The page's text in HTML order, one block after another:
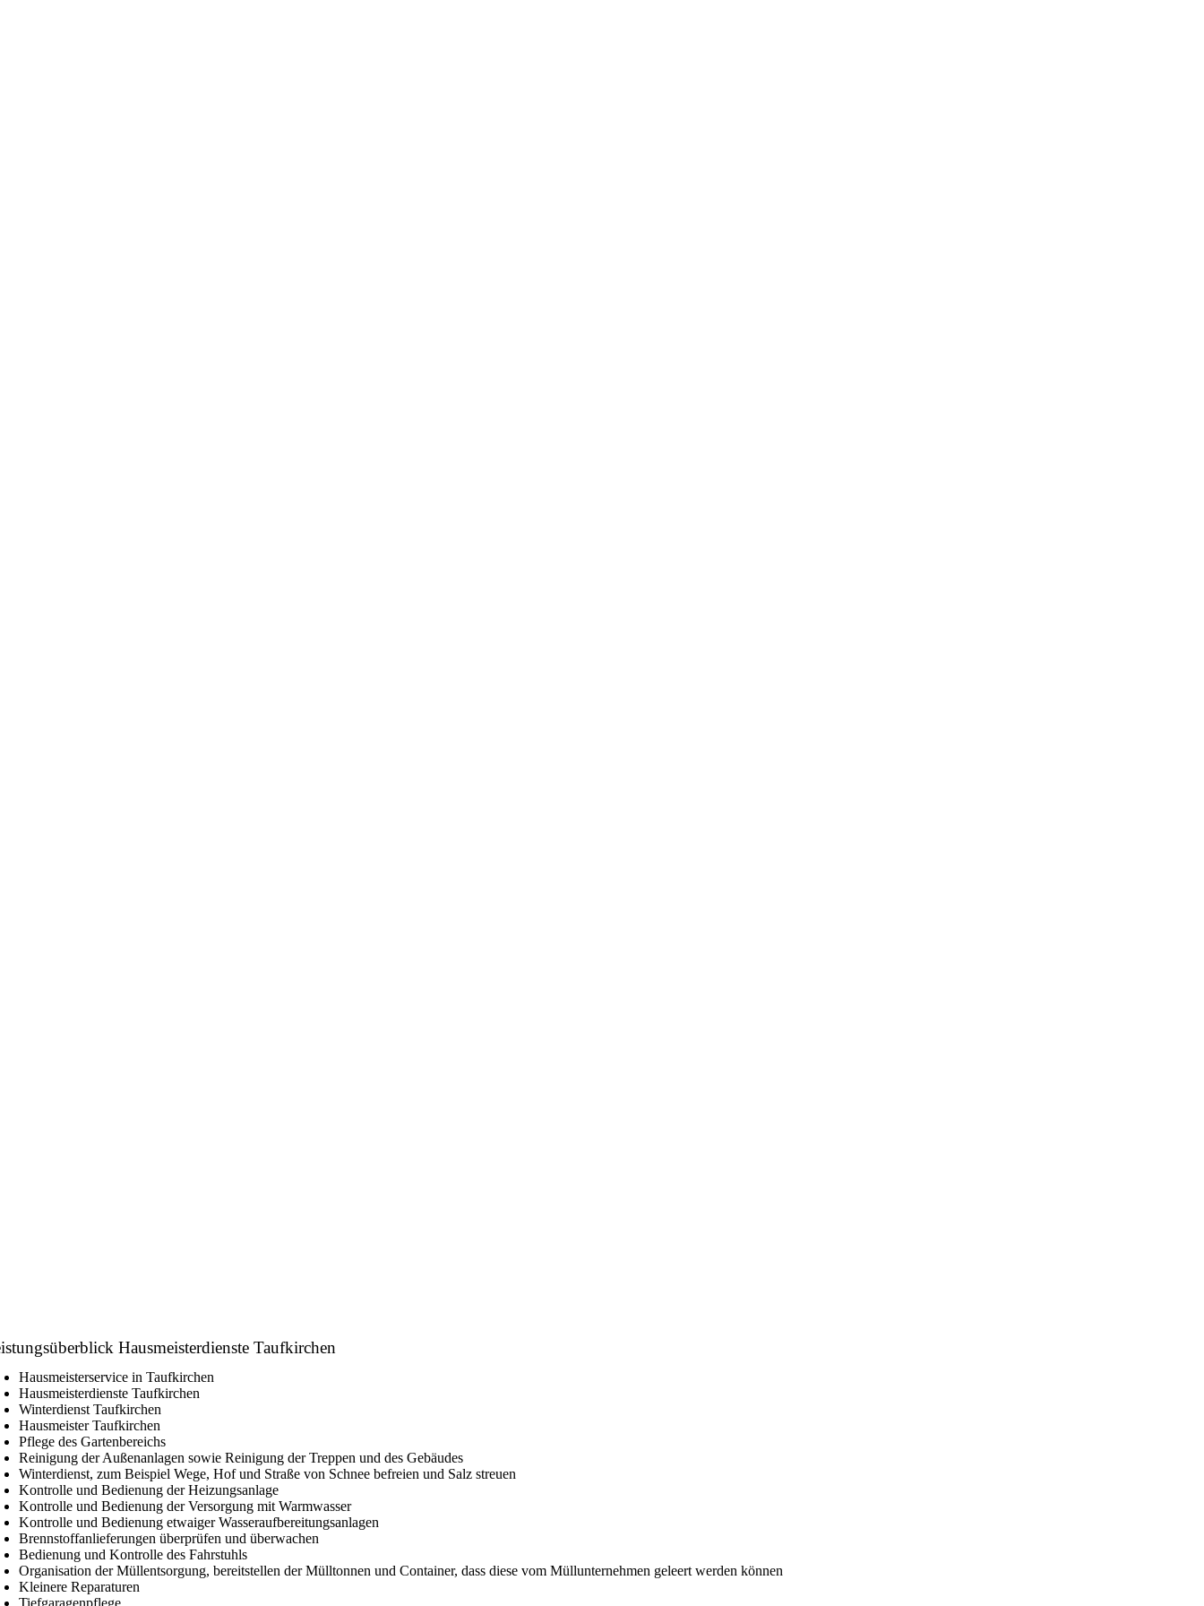
Hausmeisterdienste Taufkirchen
Hausmeisterservice inTaufkirchen
HausmeisterdiensteTaufkirchen
WinterdienstTaufkirchen
HausmeisterTaufkirchen
Pflege des Gartenbereichs
Reinigung der Außenanlagen sowie Reinigung der Treppen und des Gebäudes
Winterdienst, zum Beispiel Wege, Hof und Straße von Schnee befreien und Salz streuen
Kontrolle und Bedienung der Heizungsanlage
Kontrolle und Bedienung der Versorgung mit Warmwasser
Kontrolle und Bedienung etwaiger Wasseraufbereitungsanlagen
Brennstoffanlieferungen überprüfen und überwachen
Bedienung und Kontrolle des Fahrstuhls
Organisation der Müllentsorgung, bereitstellen der Mülltonnen und Container, dass diese vom Müllunternehmen geleert werden können
Kleinere Reparaturen
Tiefgaragenpflege